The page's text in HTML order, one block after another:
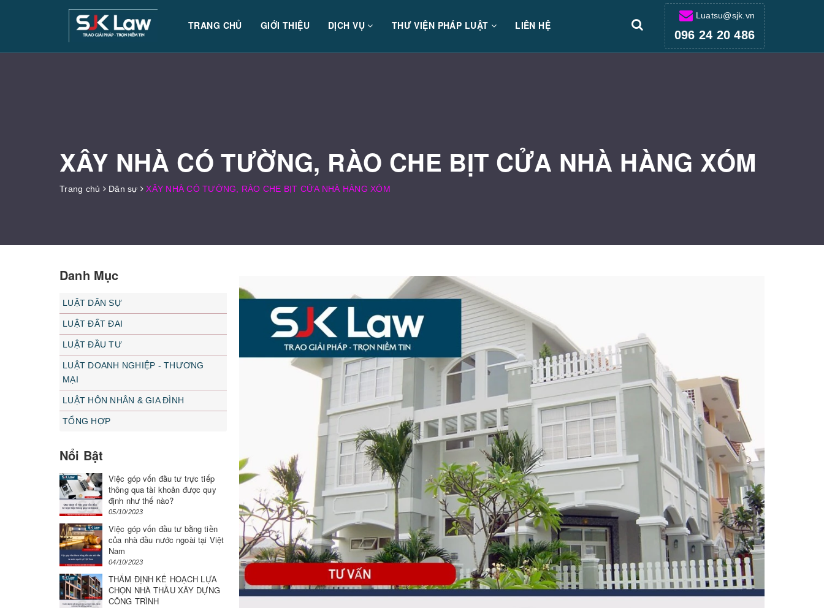
TRANG CHỦ GIỚI THIỆU DỊCH VỤ THƯ VIỆN PHÁP LUẬT LIÊN HỆ
Luatsu@sjk.vn
096 24 20 486
XÂY NHÀ CÓ TƯỜNG, RÀO CHE BỊT CỬA NHÀ HÀNG XÓM
Trang chủ Dân sự XÂY NHÀ CÓ TƯỜNG, RÀO CHE BỊT CỬA NHÀ HÀNG XÓM
Danh Mục
LUẬT DÂN SỰ
LUẬT ĐẤT ĐAI
LUẬT ĐẦU TƯ
LUẬT DOANH NGHIỆP - THƯƠNG
MẠI
LUẬT HÔN NHÂN & GIA ĐÌNH
TỔNG HỢP
Nổi Bật
Việc góp vốn đầu tư trực tiếp
thông qua tài khoản được quy
định như thế nào?
05/10/2023
Việc góp vốn đầu tư bằng tiền
của nhà đầu nước ngoài tại Việt
Nam
04/10/2023
THẨM ĐỊNH KẾ HOẠCH LỰA
CHỌN NHÀ THẦU XÂY DỰNG
CÔNG TRÌNH